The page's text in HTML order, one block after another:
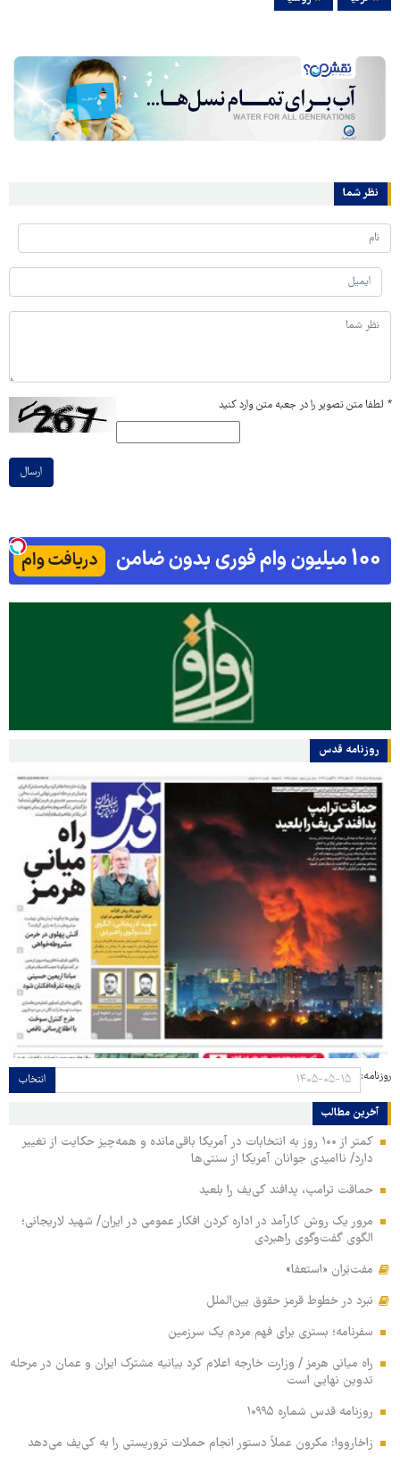
نظر شما
* لطفا متن تصویر را در جعبه متن وارد کنید
ارسال
روزنامه قدس
روزنامه: انتخاب
آخرین مطالب
کمتر از ۱۰۰ روز به انتخابات در آمریکا باقی‌مانده و همه‌چیز حکایت از تغییر
دارد/ ناامیدی جوانان آمریکا از سنتی‌ها
حماقت ترامپ، پدافند کی‌یف را بلعید
مرور یک روش کارآمد در اداره کردن افکار عمومی در ایران/ شهید لاریجانی؛
الگوی گفت‌وگوی راهبردی
مفت‌بَران «استعفا»
نبرد در خطوط قرمز حقوق بین‌الملل
سفرنامه؛ بستری برای فهم مردم یک سرزمین
راه میانی هرمز / وزارت خارجه اعلام کرد بیانیه مشترک ایران و عمان در مرحله
تدوین نهایی است
روزنامه قدس شماره ۱۰۹۹۵
زاخارووا: مکرون عملاً دستور انجام حملات تروریستی را به کی‌یف می‌دهد